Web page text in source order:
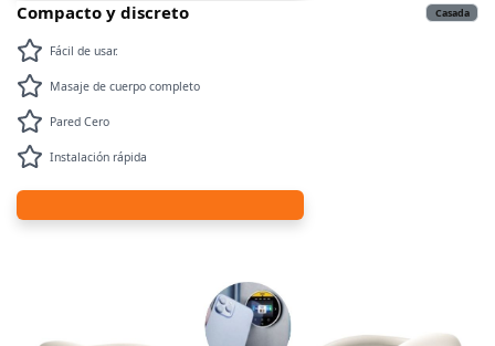
Compacto y discreto Casada
Fácil de usar.
Masaje de cuerpo completo
Pared Cero
Instalación rápida